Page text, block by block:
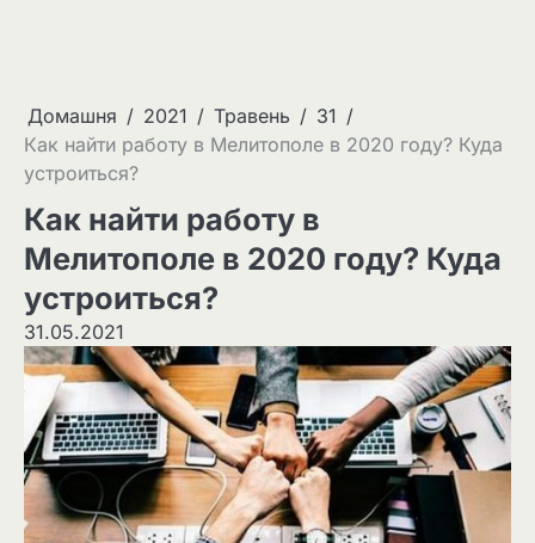
Домашня 2021 Травень
31
Как найти работу в Мелитополе в 2020 году? Куда
устроиться?
Как найти работу в
Мелитополе в 2020 году? Куда
устроиться?
31.05.2021